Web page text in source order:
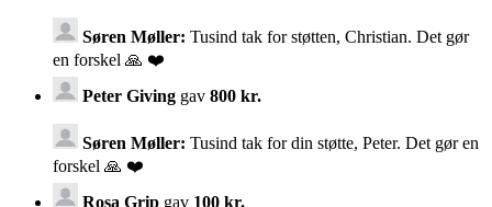
Søren Møller: Tusind tak for støtten, Christian. Det gør
en forskel 🙏 ❤️
Peter Giving gav 800 kr.
Søren Møller: Tusind tak for din støtte, Peter. Det gør en
forskel 🙏 ❤️
Rosa Grip gav 100 kr.